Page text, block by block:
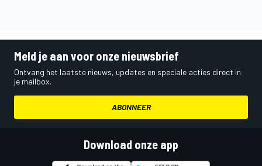
Meld je aan voor onze nieuwsbrief
Ontvang het laatste nieuws, updates en speciale acties direct in
je mailbox.
ABONNEER
Download onze app